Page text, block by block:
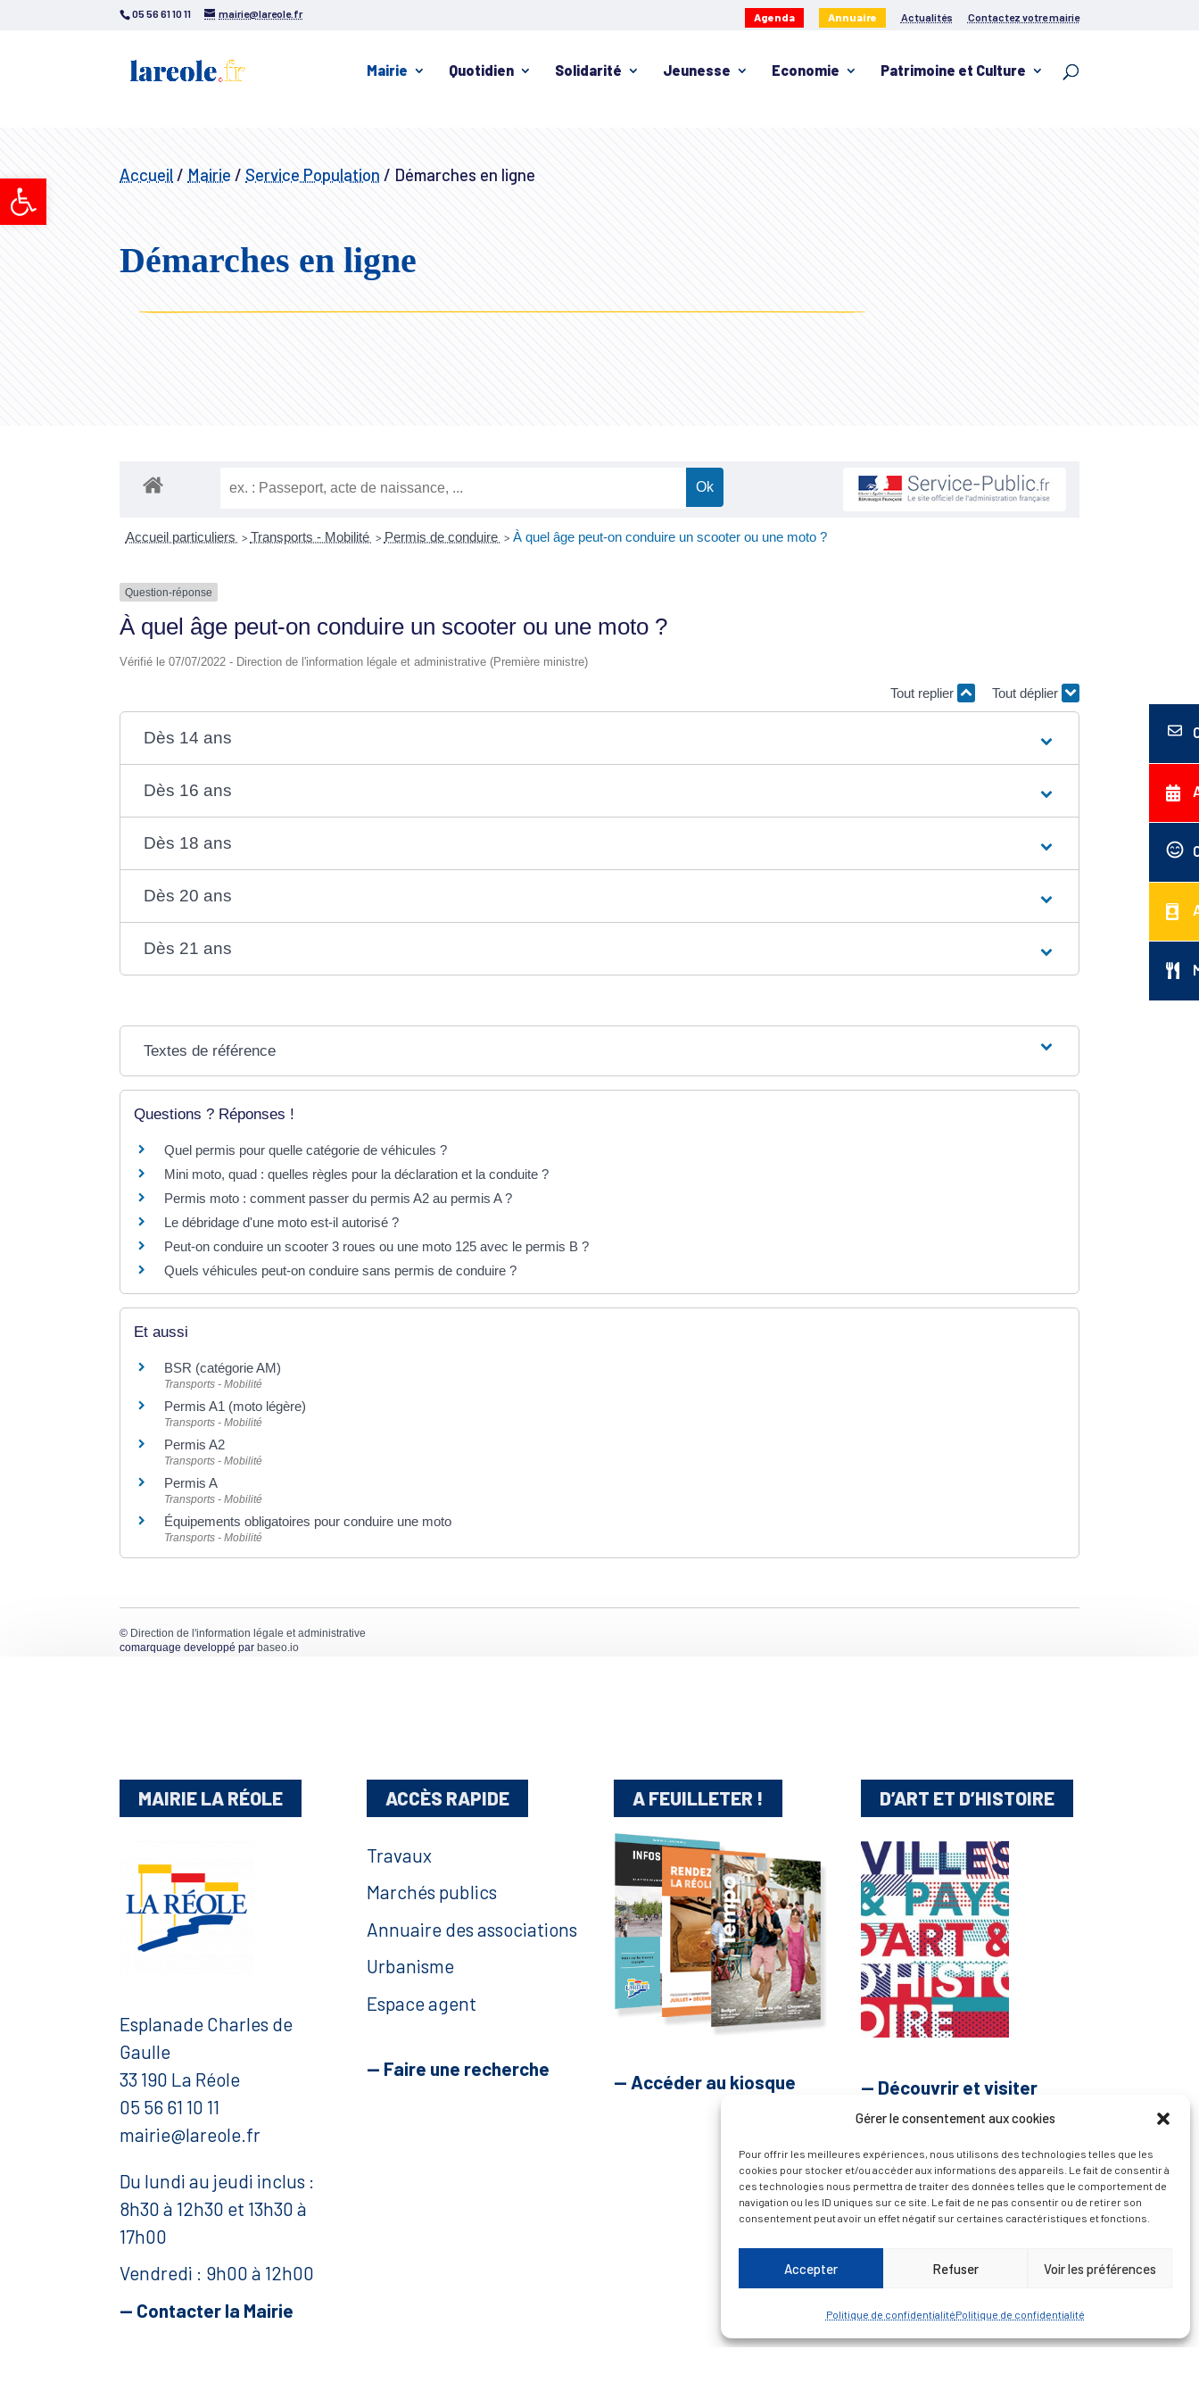
Ouvrir la barre d’outils
Gérer le consentement aux cookies
Pour offrir les meilleures expériences, nous utilisons des technologies telles que les
cookies pour stocker et/ou accéder aux informations des appareils. Le fait de consentir à
ces technologies nous permettra de traiter des données telles que le comportement de
navigation ou les ID uniques sur ce site. Le fait de ne pas consentir ou de retirer son
consentement peut avoir un effet négatif sur certaines caractéristiques et fonctions.
Accepter Refuser Voir les préférences
Politique de confidentialitéPolitique de confidentialité
05 56 61 10 11 mairie@lareole.fr Agenda Annuaire Actualités Contactez votre mairie
Mairie Quotidien Solidarité Jeunesse Economie Patrimoine et Culture
Accueil / Mairie / Service Population / Démarches en ligne
Démarches en ligne
Accueil particuliers > Transports - Mobilité > Permis de conduire > À quel âge peut-on conduire un scooter ou une moto ?
Question-réponse
À quel âge peut-on conduire un scooter ou une moto ?
Vérifié le 07/07/2022 - Direction de l'information légale et administrative (Première ministre)
Tout replier Tout déplier
Dès 14 ans
Dès 16 ans
Dès 18 ans
Dès 20 ans
Dès 21 ans
Textes de référence
Questions ? Réponses !
Quel permis pour quelle catégorie de véhicules ?
Mini moto, quad : quelles règles pour la déclaration et la conduite ?
Permis moto : comment passer du permis A2 au permis A ?
Le débridage d'une moto est-il autorisé ?
Peut-on conduire un scooter 3 roues ou une moto 125 avec le permis B ?
Quels véhicules peut-on conduire sans permis de conduire ?
Et aussi
BSR (catégorie AM)
Transports - Mobilité
Permis A1 (moto légère)
Transports - Mobilité
Permis A2
Transports - Mobilité
Permis A
Transports - Mobilité
Équipements obligatoires pour conduire une moto
Transports - Mobilité
© Direction de l'information légale et administrative
comarquage developpé par baseo.io
MAIRIE LA RÉOLE
Esplanade Charles de
Gaulle
33 190 La Réole
05 56 61 10 11
mairie@lareole.fr
Du lundi au jeudi inclus :
8h30 à 12h30 et 13h30 à
17h00
Vendredi : 9h00 à 12h00
— Contacter la Mairie
ACCÈS RAPIDE
Travaux
Marchés publics
Annuaire des associations
Urbanisme
Espace agent
— Faire une recherche
A FEUILLETER !
— Accéder au kiosque
D’ART ET D’HISTOIRE
— Découvrir et visiter